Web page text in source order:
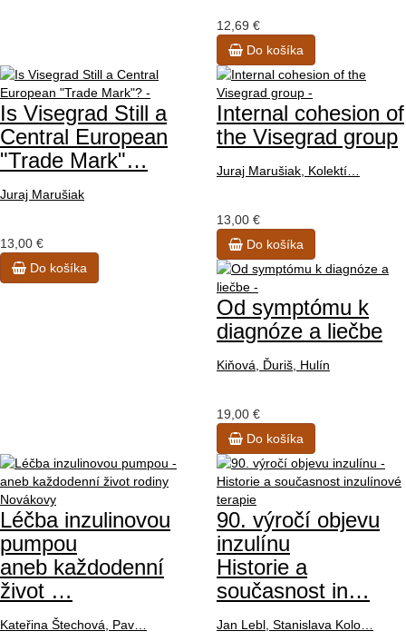
12,69 €
Do košíka
Is Visegrad Still a
Central European
"Trade Mark"…
Juraj Marušiak
13,00 €
Do košíka
Internal cohesion of
the Visegrad group
Juraj Marušiak, Kolektí…
13,00 €
Do košíka
Od symptómu k
diagnóze a liečbe
Kiňová, Ďuriš, Hulín
19,00 €
Do košíka
Léčba inzulinovou
pumpou
aneb každodenní
život …
Kateřina Štechová, Pav…
90. výročí objevu
inzulínu
Historie a
současnost in…
Jan Lebl, Stanislava Kolo…